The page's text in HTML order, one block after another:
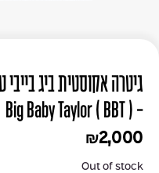
- Big Baby Taylor ( BBT )
₪2,000
Out of stock